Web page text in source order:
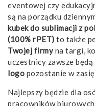
eventowej czy
są na porządku
kubek do sublimacji z
(100% rPET) to także
Twojej firmyna targi,
uczestnicy zawsze
logo pozostanie w
Najlepszy będzie dla
pracowników